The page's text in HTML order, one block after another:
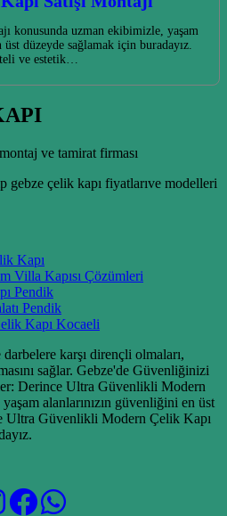
konusunda uzman ekibimizle, yaşam
üst düzeyde sağlamak için buradayız.
ve estetik…
ve tamirat firması
gebze çelik kapı fiyatlarıve modelleri
Kapı
Villa Kapısı Çözümleri
Pendik
Pendik
Kapı Kocaeli
karşı dirençli olmaları,
sağlar. Gebze'de Güvenliğinizi
Derince Ultra Güvenlikli Modern
alanlarınızın güvenliğini en üst
Ultra Güvenlikli Modern Çelik Kapı